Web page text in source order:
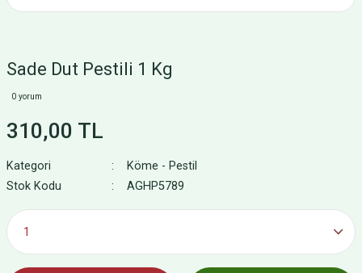
Sade Dut Pestili 1 Kg
0 yorum
310,00 TL
Kategori
Köme - Pestil
Stok Kodu
AGHP5789